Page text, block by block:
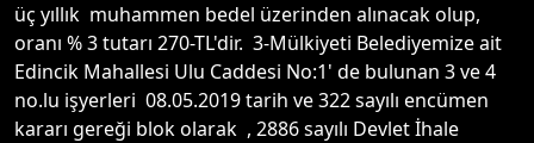
üç yıllık muhammen bedel üzerinden alınacak olup,
oranı % 3 tutarı 270-TL'dir. 3-Mülkiyeti Belediyemize ait
Edincik Mahallesi Ulu Caddesi No:1' de bulunan 3 ve 4
no.lu işyerleri 08.05.2019 tarih ve 322 sayılı encümen
kararı gereği blok olarak , 2886 sayılı Devlet İhale